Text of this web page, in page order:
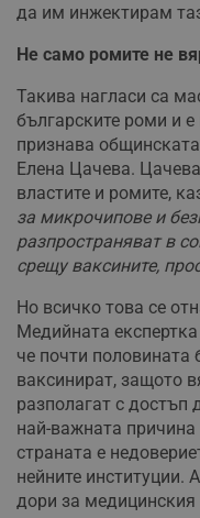
да им инжектирам
Не само ромите не
Такива нагласи са
българските роми и
признава
Елена Цачева.
властите и ромите,
за микрочипове и
разпространяват в
срещу ваксините,
Но всичко това се
Медийната
че почти половината
ваксинират, защото
разполагат с достъп
най-важната
страната е
нейните институции.
дори за